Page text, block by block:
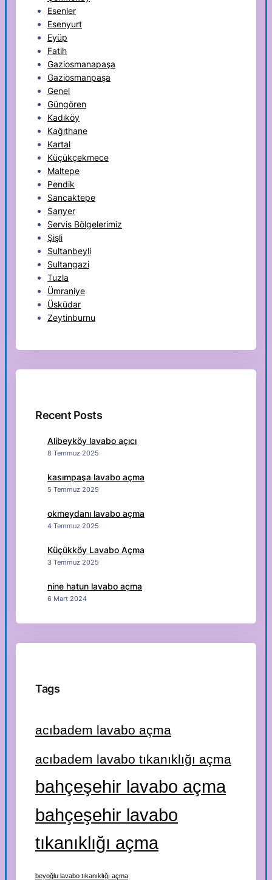
Esenler
Esenyurt
Eyüp
Fatih
Gaziosmanapaşa
Gaziosmanpaşa
Genel
Güngören
Kadıköy
Kağıthane
Kartal
Küçükçekmece
Maltepe
Pendik
Sancaktepe
Sarıyer
Servis Bölgelerimiz
Şişli
Sultanbeyli
Sultangazi
Tuzla
Ümraniye
Üsküdar
Zeytinburnu
Recent Posts
Alibeyköy lavabo açıcı
8 Temmuz 2025
kasımpaşa lavabo açma
5 Temmuz 2025
okmeydanı lavabo açma
4 Temmuz 2025
Küçükköy Lavabo Açma
3 Temmuz 2025
nine hatun lavabo açma
6 Mart 2024
Tags
acıbadem lavabo açma
acıbadem lavabo tıkanıklığı açma
bahçeşehir lavabo açma
bahçeşehir lavabo
tıkanıklığı açma
beyoğlu lavabo tıkanıklığı açma